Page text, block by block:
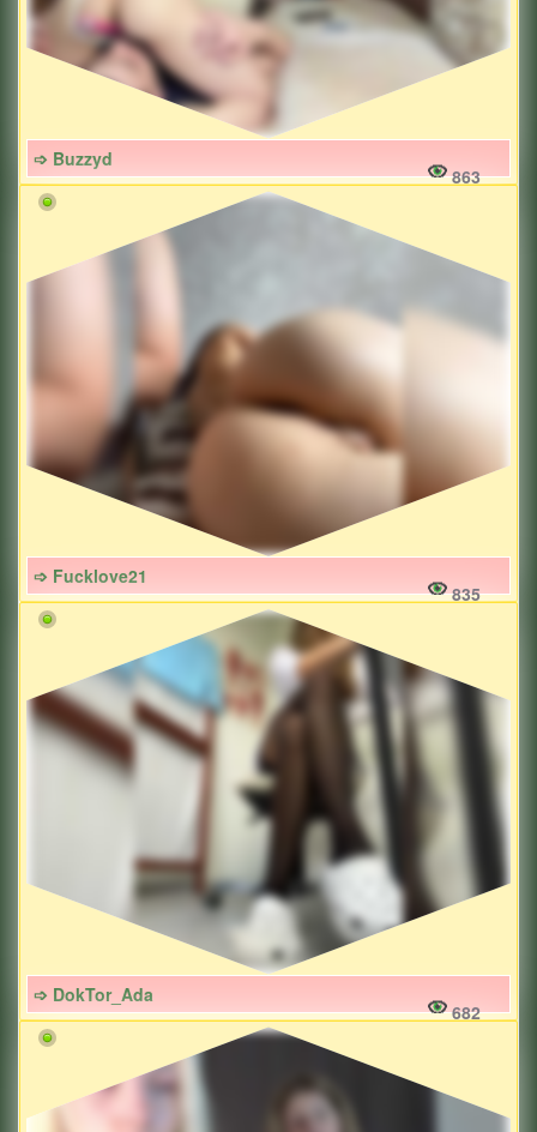
➩ Buzzyd
863
➩ Fucklove21
835
➩ DokTor_Ada
682